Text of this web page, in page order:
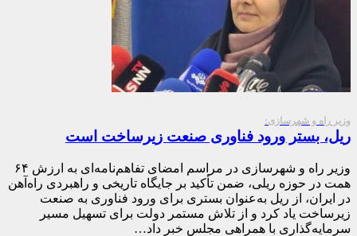
وزیر راه و شهرسازی:
ریل، بستر ورود فناوری صنعت زیرساخت است
وزیر راه و شهرسازی در مراسم امضای تفاهم‌نامه‌ای به ارزش ۶۴
همت در حوزه ریلی، ضمن تأکید بر جایگاه تاریخی و راهبردی راه‌آهن
در ایران، از ریل به‌عنوان بستری برای ورود فناوری به صنعت
زیرساخت یاد کرد و از تلاش مستمر دولت برای تسهیل مسیر
سرمایه‌گذاری با همراهی مجلس خبر داد…